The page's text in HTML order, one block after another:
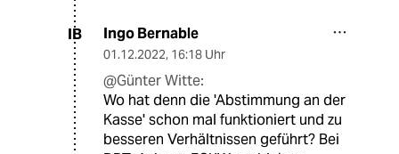
IB Ingo Bernable
01.12.2022, 16:18 Uhr
@Günter Witte:
Wo hat denn die 'Abstimmung an der
Kasse' schon mal funktioniert und zu
besseren Verhältnissen geführt? Bei